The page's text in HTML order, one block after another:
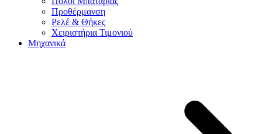
Προθέρμανση
Ρελέ & Θήκες
Χειριστήρια Τιμονιού
Μηχανικά